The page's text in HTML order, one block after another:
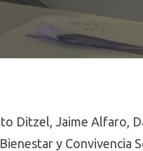
Ditzel, Jaime Alfaro,
y Convivencia